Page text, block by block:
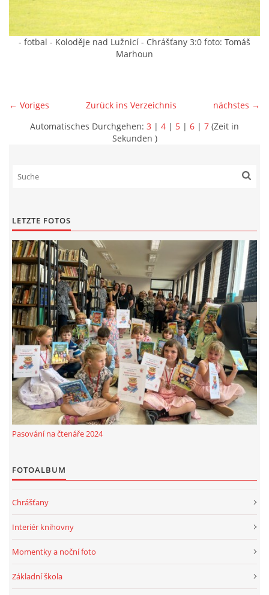
- fotbal - Koloděje nad Lužnicí - Chrášťany 3:0 foto: Tomáš
Marhoun
← Voriges nächstes →
Zurück ins Verzeichnis
Automatisches Durchgehen: 3 | 4 | 5 | 6 | 7 (Zeit in
Sekunden )
LETZTE FOTOS
Pasování na čtenáře 2024
FOTOALBUM
Chrášťany
Interiér knihovny
Momentky a noční foto
Základní škola